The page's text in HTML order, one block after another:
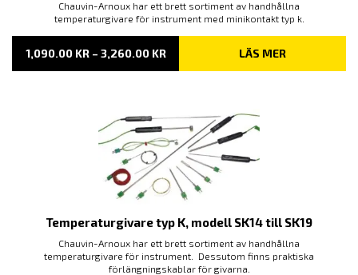
Chauvin-Arnoux har ett brett sortiment av handhållna
temperaturgivare för instrument med minikontakt typ k.
1,090.00 KR – 3,260.00 KRPRISINTERVALL:
TILL
LÄS MER
Temperaturgivare typ K, modell SK14 till SK19
Chauvin-Arnoux har ett brett sortiment av handhållna
temperaturgivare för instrument. Dessutom finns praktiska
förlängningskablar för givarna.